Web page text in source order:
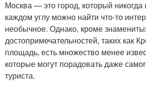
Москва — это город, который никогда
каждом углу можно найти что-то
необычное. Однако, кроме
достопримечательностей, таких как
площадь, есть множество менее
которые могут порадовать даже
туриста.